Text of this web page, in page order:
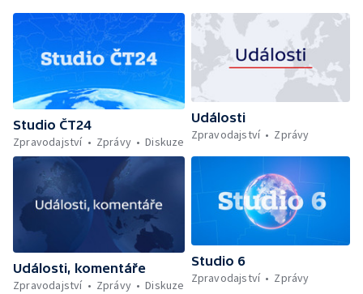
Studio ČT24
Zpravodajství
Zprávy Diskuze
Události
Zpravodajství
Zprávy
Události, komentáře
Zpravodajství
Zprávy Diskuze
Studio 6
Zpravodajství
Zprávy